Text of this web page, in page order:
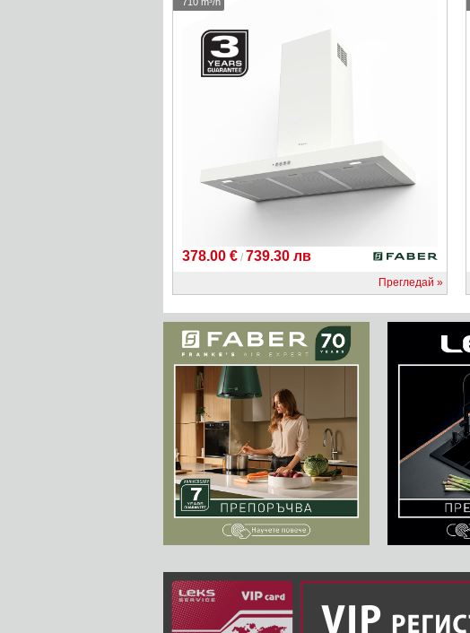
378.00 € / 739.30 лв
Прегледай